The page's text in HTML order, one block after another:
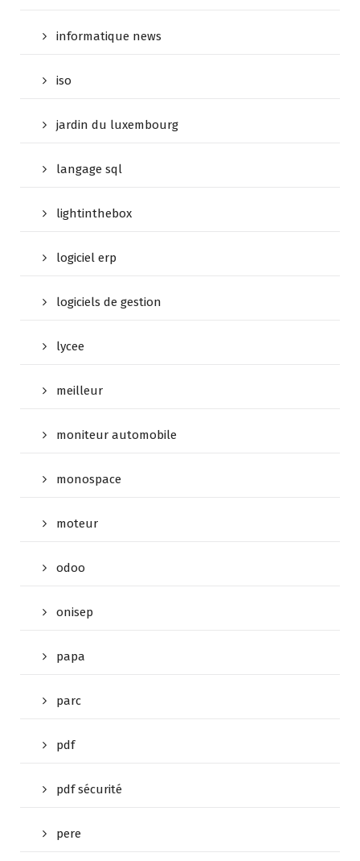
informatique news
iso
jardin du luxembourg
langage sql
lightinthebox
logiciel erp
logiciels de gestion
lycee
meilleur
moniteur automobile
monospace
moteur
odoo
onisep
papa
parc
pdf
pdf sécurité
pere